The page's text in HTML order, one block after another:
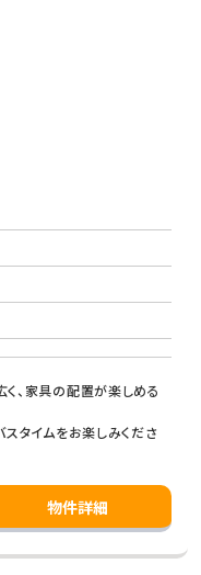
、家具の配置が楽しめる
スタイムをお楽しみくださ
物件詳細